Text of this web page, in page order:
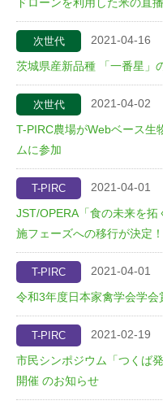
次世代
2021-04-16
茨城県産新品種 「一番星」
次世代
2021-04-02
T-PIRC農場がWebベース生
ムに参加
T-PIRC
2021-04-01
JST/OPERA「食の未来を
施フェーズへの移行が決定！
T-PIRC
2021-04-01
令和3年度日本家禽学会学
T-PIRC
2021-02-19
市民シンポジウム「つくば
開催 のお知らせ